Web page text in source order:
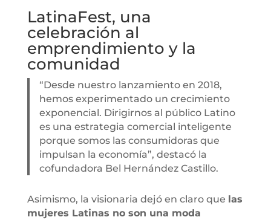
LatinaFest, una
celebración al
emprendimiento y la
comunidad
“Desde nuestro lanzamiento en 2018,
hemos experimentado un crecimiento
exponencial. Dirigirnos al público Latino
es una estrategia comercial inteligente
porque somos las consumidoras que
impulsan la economía”, destacó la
cofundadora Bel Hernández Castillo.
Asimismo, la visionaria dejó en claro que las
mujeres Latinas no son una moda